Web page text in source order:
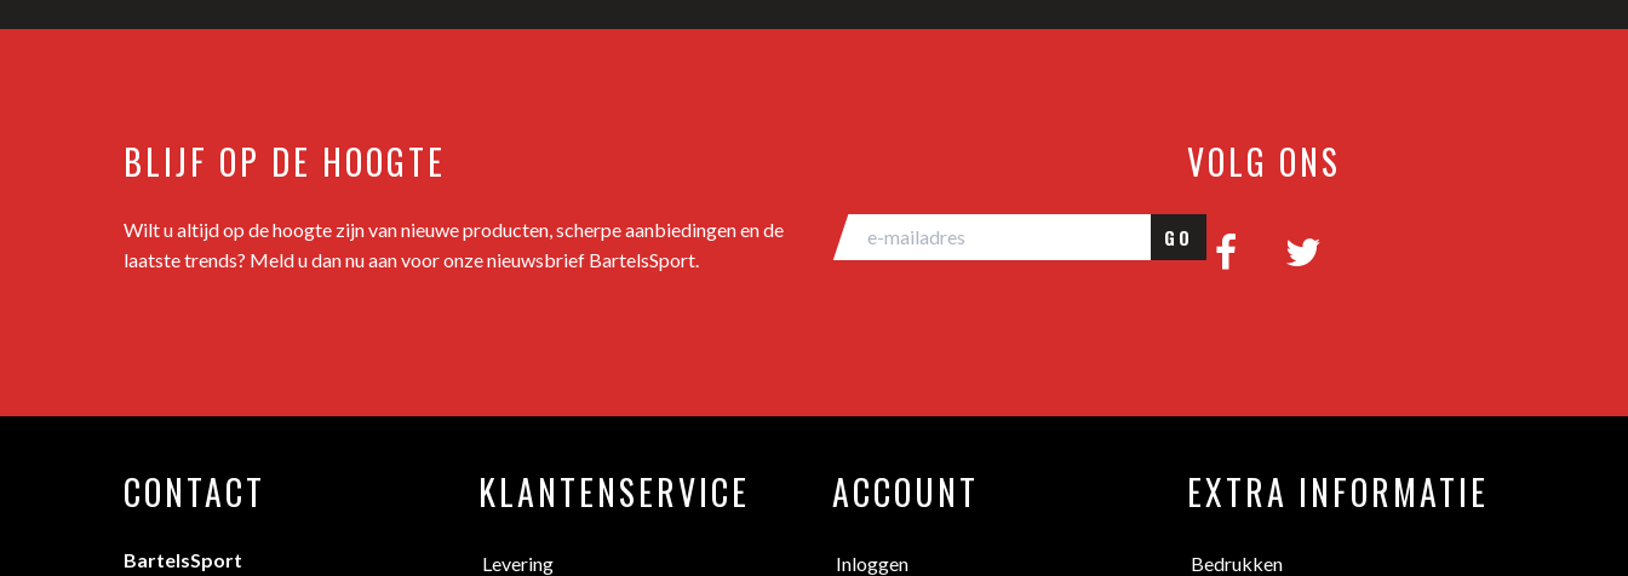
BLIJF OP DE HOOGTE
Wilt u altijd op de hoogte zijn van nieuwe producten, scherpe aanbiedingen en de
laatste trends? Meld u dan nu aan voor onze nieuwsbrief BartelsSport.
GO
VOLG ONS
CONTACT
BartelsSport
KLANTENSERVICE
Levering
ACCOUNT
Inloggen
EXTRA INFORMATIE
Bedrukken